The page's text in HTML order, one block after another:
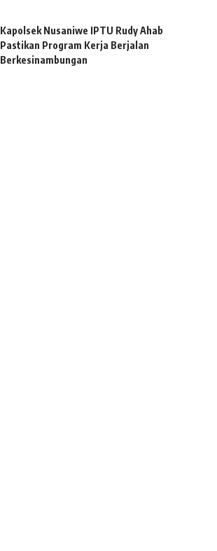
Kapolsek Nusaniwe IPTU Rudy Ahab
Pastikan Program Kerja Berjalan
Berkesinambungan